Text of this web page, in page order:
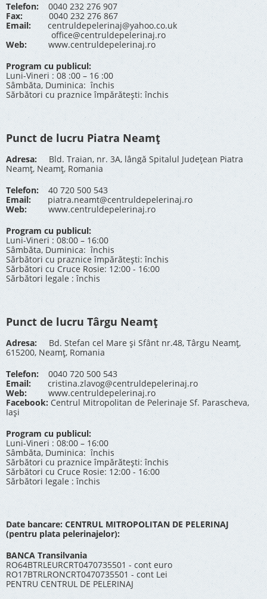
Telefon: 0040 232 276 907
Fax: 0040 232 276 867
Email:
centruldepelerinaj@yahoo.co.uk
office@centruldepelerinaj.ro
Web:
www.centruldepelerinaj.ro
Program cu publicul:
Luni-Vineri : 08 :00 – 16 :00
Sâmbăta, Duminica: închis
Sărbători cu praznice împărătești: închis
Punct de lucru Piatra Neamț
Adresa: Bld. Traian, nr. 3A, lângă Spitalul Județean Piatra
Neamț, Neamț, Romania
Telefon:40 720 500 543
Email:
piatra.neamt@centruldepelerinaj.ro
Web:
www.centruldepelerinaj.ro
Program cu publicul:
Luni-Vineri : 08:00 – 16:00
Sâmbăta, Duminica: închis
Sărbători cu praznice împărătești: închis
Sărbători cu Cruce Rosie: 12:00 - 16:00
Sărbători legale : închis
Punct de lucru Târgu Neamț
Adresa: Bd. Stefan cel Mare și Sfânt nr.48, Târgu Neamț,
615200, Neamț, Romania
Telefon: 0040 720 500 543
Email:
cristina.zlavog@centruldepelerinaj.ro
Web:
www.centruldepelerinaj.ro
Facebook: Centrul Mitropolitan de Pelerinaje Sf. Parascheva,
Iași
Program cu publicul:
Luni-Vineri : 08:00 – 16:00
Sâmbăta, Duminica: închis
Sărbători cu praznice împărătești: închis
Sărbători cu Cruce Rosie: 12:00 - 16:00
Sărbători legale : închis
Date bancare: CENTRUL MITROPOLITAN DE PELERINAJ
(pentru plata pelerinajelor):
BANCA Transilvania
RO64BTRLEURCRT0470735501 - cont euro
RO17BTRLRONCRT0470735501 - cont Lei
PENTRU CENTRUL DE PELERINAJ